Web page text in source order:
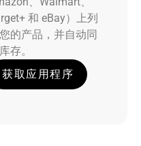
和 eBay）上列
的产品，并自动同
存。
获取应用程序